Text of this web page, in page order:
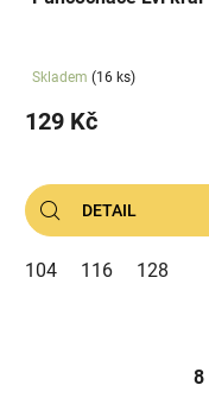
Skladem (16 ks)
129 Kč
DETAIL
104 116 128
8